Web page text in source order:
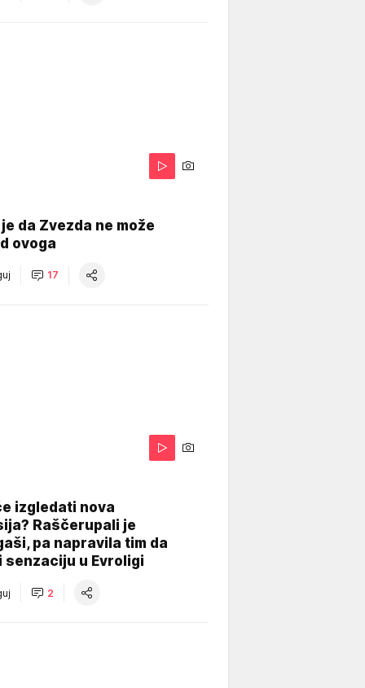
da Zvezda ne može
ovoga
17
izgledati nova
Raščerupali je
pa napravila tim da
senzaciju u Evroligi
2